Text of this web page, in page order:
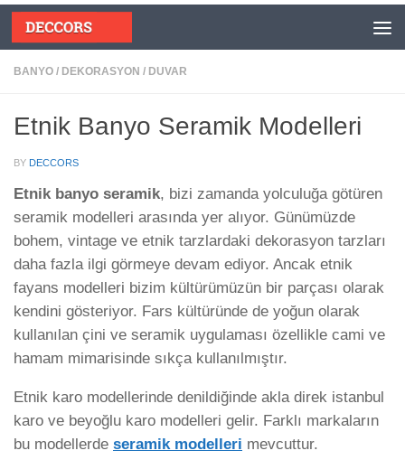
Skip to content
BANYO / DEKORASYON / DUVAR
Etnik Banyo Seramik Modelleri
BY DECCORS
Etnik banyo seramik, bizi zamanda yolculuğa götüren
seramik modelleri arasında yer alıyor. Günümüzde
bohem, vintage ve etnik tarzlardaki dekorasyon tarzları
daha fazla ilgi görmeye devam ediyor. Ancak etnik
fayans modelleri bizim kültürümüzün bir parçası olarak
kendini gösteriyor. Fars kültüründe de yoğun olarak
kullanılan çini ve seramik uygulaması özellikle cami ve
hamam mimarisinde sıkça kullanılmıştır.
Etnik karo modellerinde denildiğinde akla direk istanbul
karo ve beyoğlu karo modelleri gelir. Farklı markaların
bu modellerde seramik modelleri mevcuttur.